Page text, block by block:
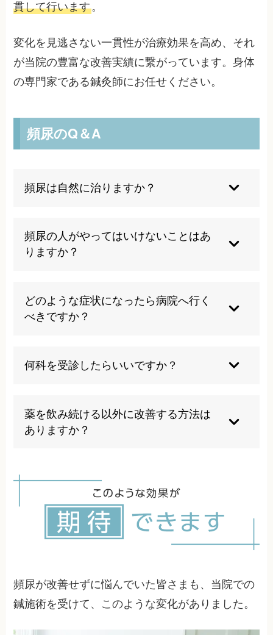
貫して行います。
変化を見逃さない一貫性が治療効果を高め、それ
が当院の豊富な改善実績に繋がっています。身体
の専門家である鍼灸師にお任せください。
頻尿のQ＆A
頻尿は自然に治りますか？
ら、生活を整えることで落ち着く場合もあります
が、数か月～年単位で続く頻尿は、膀胱や前立
腺、自律神経のバランスなど複数の要因が絡むこ
頻尿の人がやってはいけないことはあ
りますか？
慢し過ぎることは避けましょう。また、就寝直前
の多量飲水や、カフェイン、アルコールのとり過
ぎは頻尿や夜間頻尿を悪化させるため控えましょ
どのような症状になったら病院へ行く
べきですか？
安があると感じたら、一つの目安です。日中に1
～2時間おき、夜間に2回以上起きる状態が続く場
の受診をおすすめします。
何科を受診したらいいですか？
す。女性で骨盤臓器脱などが疑われる場合は婦人
科が関わることもあります。内科疾患が背景にあ
るケースもあるため、最初にかかりつけ医に相談
薬を飲み続ける以外に改善する方法は
ありますか？
骨盤周りや下腹部、自律神経に関わるツボを整え
ていくことで、膀胱の緊張を和らげ、尿意のコン
トロールをしやすくなることが可能です。薬だけ
では変わりにくい体質面へアプローチしていきま
頻尿が改善せずに悩んでいた皆さまも、当院での
鍼施術を受けて、このような変化がありました。